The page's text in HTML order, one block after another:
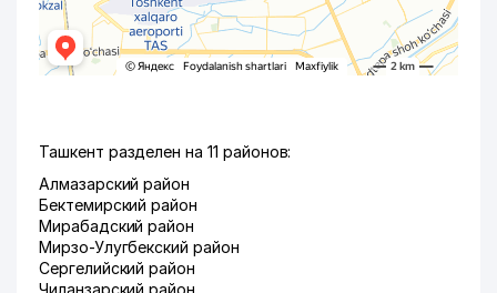
Ташкент разделен на 11 районов:
Алмазарский район
Бектемирский район
Мирабадский район
Мирзо-Улугбекский район
Сергелийский район
Чиланзарский район